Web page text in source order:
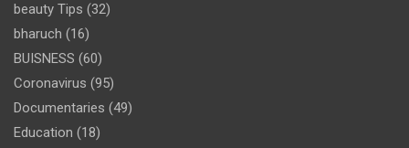
beauty Tips (32)
bharuch (16)
BUISNESS (60)
Coronavirus (95)
Documentaries (49)
Education (18)